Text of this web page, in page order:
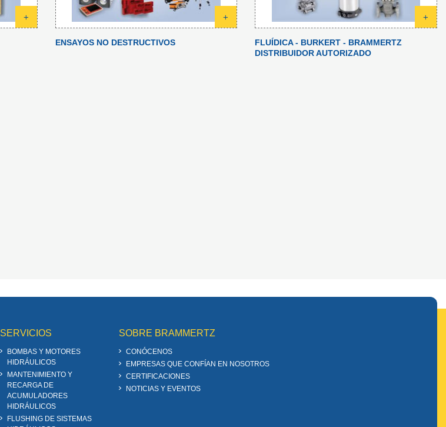
+ +
ENSAYOS NO DESTRUCTIVOS
+
FLUÍDICA - BURKERT - BRAMMERTZ
DISTRIBUIDOR AUTORIZADO
SERVICIOS
BOMBAS Y MOTORES
HIDRÁULICOS
MANTENIMIENTO Y
RECARGA DE
ACUMULADORES
HIDRÁULICOS
FLUSHING DE SISTEMAS
SOBRE BRAMMERTZ
CONÓCENOS
EMPRESAS QUE CONFÍAN EN NOSOTROS
CERTIFICACIONES
NOTICIAS Y EVENTOS